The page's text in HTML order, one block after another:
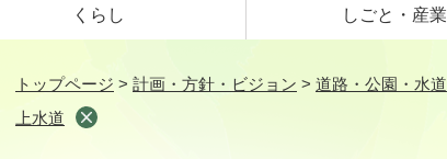
くらし しごと・ 産業
トップページ > 計画・方針・ビジョン > 道路・公園・水道
上水道